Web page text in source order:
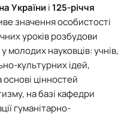
України і 125-річчя
значення особистості
уроків розбудови
молодих науковців: учнів,
культурних ідей,
цінностей
на базі кафедри
гуманітарно-